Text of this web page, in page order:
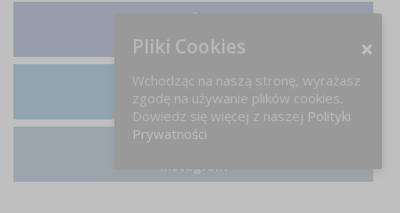
Facebook
LinkedIn
Instagram
Pliki Cookies
Wchodząc na naszą stronę, wyrażasz
zgodę na używanie plików cookies.
Dowiedz się więcej z naszej Polityki
Prywatności